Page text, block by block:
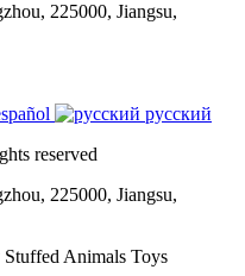
225000, Jiangsu,
русский
reserved
225000, Jiangsu,
Animals Toys